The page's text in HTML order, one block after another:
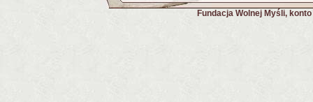
Fundacja Wolnej Myśli,